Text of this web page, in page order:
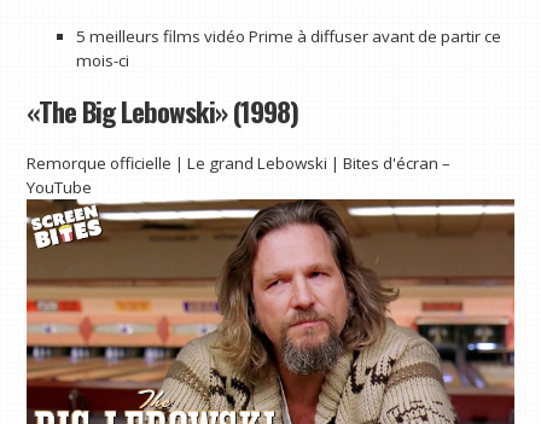
5 meilleurs films vidéo Prime à diffuser avant de partir ce
mois-ci
«The Big Lebowski» (1998)
Remorque officielle | Le grand Lebowski | Bites d'écran –
YouTube